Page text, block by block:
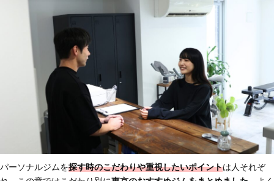
パーソナルジムを探す時のこだわりや重視したいポイントは人それぞ